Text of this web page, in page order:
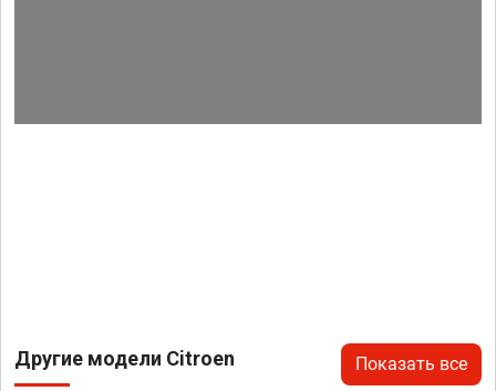
Другие модели Citroen Показать все